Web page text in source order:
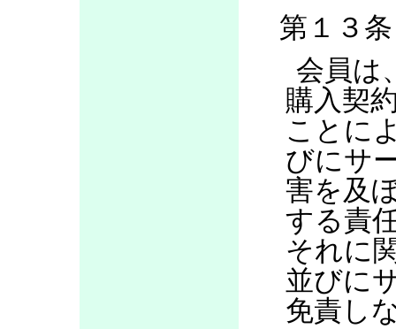
第１３
会員は
購入契
ことに
びにサ
害を及
する責
それに
並びに
免責し